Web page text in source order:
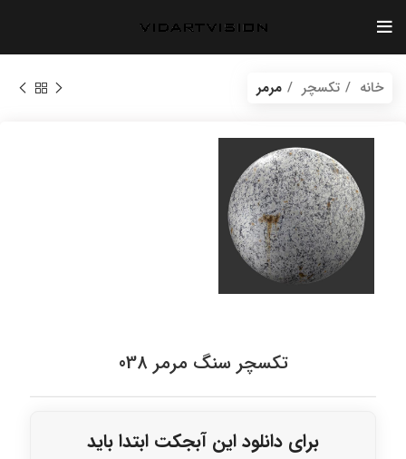
خانه تکسچر مرمر
تکسچر سنگ مرمر 038
برای دانلود این آبجکت ابتدا باید